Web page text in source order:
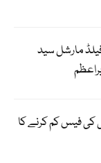
مارشل سید
کی فیس کم کرنے کا